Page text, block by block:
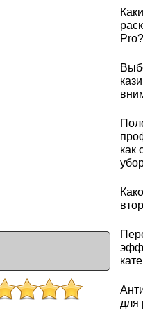
Pro?
как
для